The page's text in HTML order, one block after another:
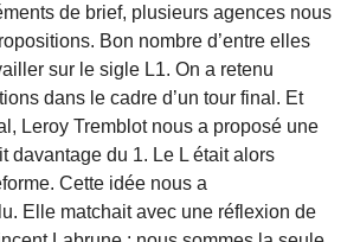
de brief, plusieurs agences nous
Bon nombre d’entre elles
sur le sigle L1. On a retenu
dans le cadre d’un tour final. Et
Leroy Tremblot nous a proposé une
davantage du 1. Le L était alors
Cette idée nous a
Elle matchait avec une réflexion de